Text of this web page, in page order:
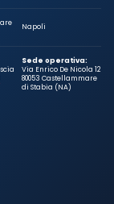
Napoli
Sede operativa:
Via Enrico De Nicola 12
80053 Castellammare
di Stabia (NA)